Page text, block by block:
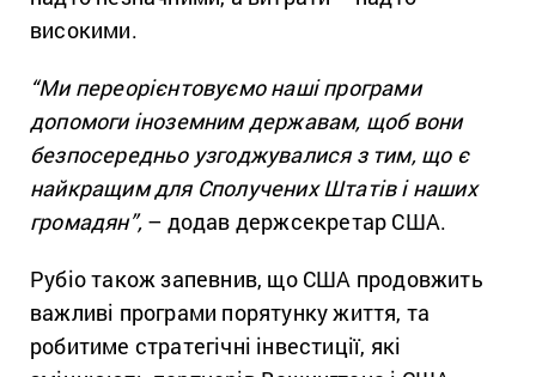
високими.
“Ми переорієнтовуємо наші програми
допомоги іноземним державам, щоб вони
безпосередньо узгоджувалися з тим, що є
найкращим для Сполучених Штатів і наших
громадян”, – додав держсекретар США.
Рубіо також запевнив, що США продовжить
важливі програми порятунку життя, та
робитиме стратегічні інвестиції, які